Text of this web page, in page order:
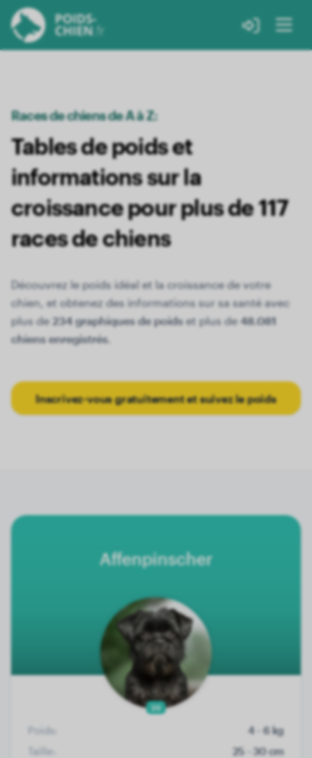
Races de chiens de A à Z:
Tables de poids et
informations sur la
croissance pour plus de 117
races de chiens
Découvrez le poids idéal et la croissance de votre
chien, et obtenez des informations sur sa santé avec
plus de 234 graphiques de poidset plus de 48.081
chiens enregistrés.
Inscrivez-vous gratuitement et suivez le poids
Affenpinscher
26
Poids:
4 - 6 kg
Taille:
25 - 30 cm